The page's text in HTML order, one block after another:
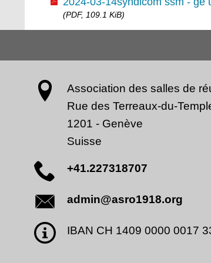
(PDF, 109.1 KiB)
Association des salles de
Rue des Terreaux-du-
1201 - Genève
Suisse
+41.227318707
admin@asro1918.org
IBAN CH 1409 0000 0017